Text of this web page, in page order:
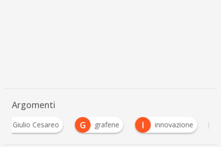
Argomenti
G
grafene I innovazione N nanotecnologie